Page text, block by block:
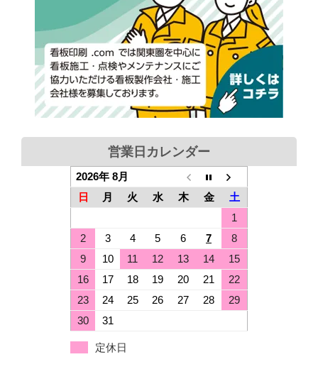
営業日カレンダー
2026年 8月
日
月 火 水 木 金
土
1
2
3 4 5 6 7
8
9
10 11 12 13 14
15
16
17 18 19 20 21
22
23
24 25 26 27 28
29
30
31
定休日